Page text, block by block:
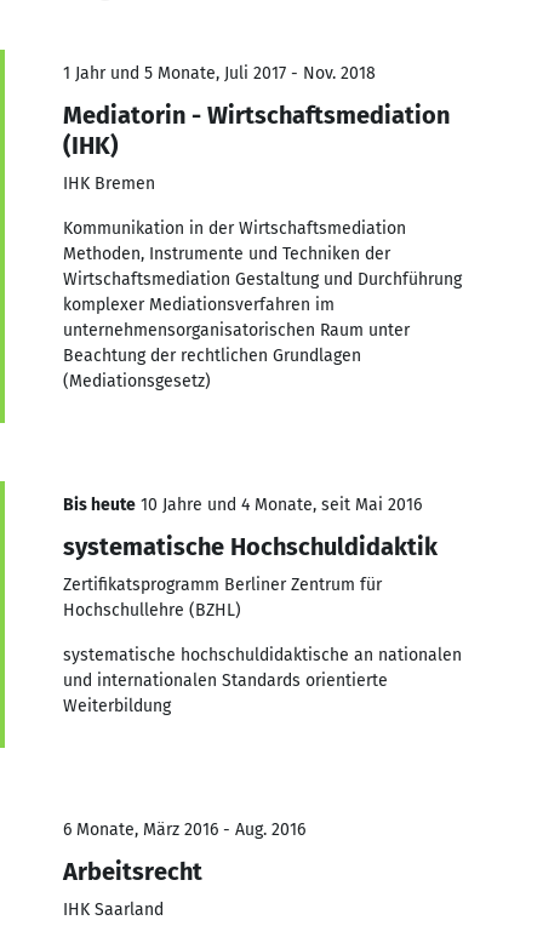
1 Jahr und 5 Monate, Juli 2017 - Nov. 2018
Mediatorin - Wirtschaftsmediation
(IHK)
IHK Bremen
Kommunikation in der Wirtschaftsmediation
Methoden, Instrumente und Techniken der
Wirtschaftsmediation Gestaltung und Durchführung
komplexer Mediationsverfahren im
unternehmensorganisatorischen Raum unter
Beachtung der rechtlichen Grundlagen
(Mediationsgesetz)
Bis heute 10 Jahre und 4 Monate, seit Mai 2016
systematische Hochschuldidaktik
Zertifikatsprogramm Berliner Zentrum für
Hochschullehre (BZHL)
systematische hochschuldidaktische an nationalen
und internationalen Standards orientierte
Weiterbildung
6 Monate, März 2016 - Aug. 2016
Arbeitsrecht
IHK Saarland